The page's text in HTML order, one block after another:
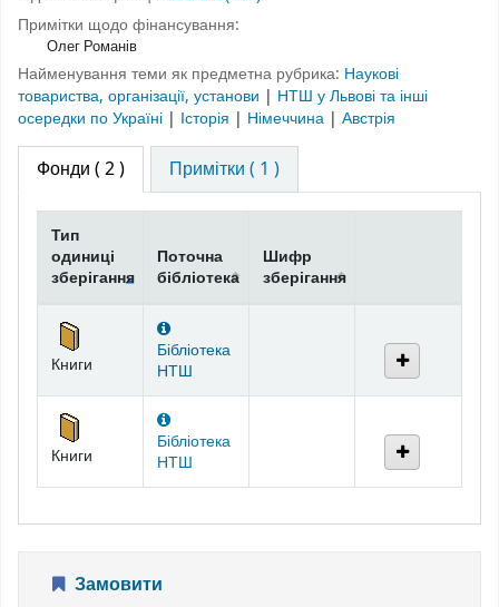
Примітки щодо фінансування:
Олег Романів
Найменування теми як предметна рубрика: Наукові
товариства, організації, установи | НТШ у Львові та інші
осередки по Україні | Історія | Німеччина | Австрія
Фонди ( 2 ) Примітки ( 1 )
Фонди
Тип
одиниці
зберігання
Поточна
бібліотека
Шифр
зберігання
Книги
Бібліотека
НТШ
Книги
Бібліотека
НТШ
Замовити